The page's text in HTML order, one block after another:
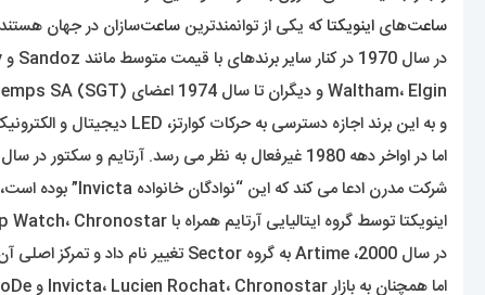
ساعت‌های اینویکتاکه یکی از توانمندترین ساعت‌سازان در جهان
Waltham، Elgin و دیگران تا سال 1974 اعضای Société des Garde-Temps SA (SGT) بودند
و به این برند اجازه دسترسی به حرکات کوارتز، LED دیجیتال و الکترونیک را دادند . اینویکتا تا سال 1984 بخشی از ONDIX SA بود،
اما در اواخر دهه 1980 غیرفعال به نظر می رسد. آرتایم و سکتور در سال 1991، Invicta دوباره راه اندازی شد .
شرکت مدرن ادعا می کند که این “نوادگان خانواده Invicta” بوده است، اما مشخص نیست که آنها به چه کسی اشاره می کنند .
اینویکتا توسط گروه ایتالیایی آرتایم همراه با Sector، Lucien Rochat، Philip Watch، Chronostar و MoDe توزیع شد .
در سال 2000، Artime به گروه Sector تغییر نام داد و تمرکز اصلی آن بر برند Sector در ایتالیا بود،
اما همچنان به بازار Invicta، Lucien Rochat، Chronostar و MoDe ادامه داد و روبرتو کاوالی را راه اندازی کرد .